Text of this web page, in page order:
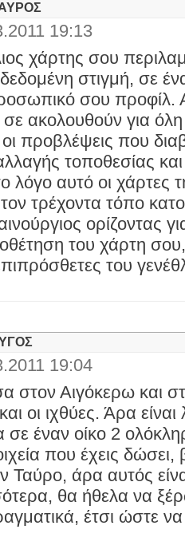
19:13
χάρτης σου
στιγμή, σε
σου προφίλ.
ακολουθούν για
προβλέψεις που
τοποθεσίας και
λόγο αυτό οι χάρτες
τρέχοντα τόπο
ορίζοντας
του χάρτη
του
19:04
στον Αιγόκερω και
οι ιχθύες. Άρα είναι
σε έναν οίκο 2
που έχεις
Ταύρο, άρα αυτός
θα ήθελα να
έτσι ώστε